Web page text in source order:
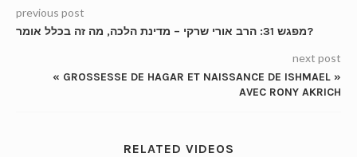
previous post
מפגש 31: הרב אורי שרקי – מדינת הלכה, מה זה בכלל אומר?
next post
« GROSSESSE DE HAGAR ET NAISSANCE DE ISHMAEL »
AVEC RONY AKRICH
RELATED VIDEOS